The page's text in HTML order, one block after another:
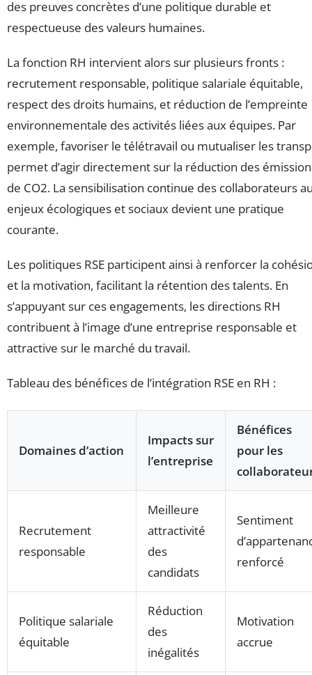
des preuves concrètes d’une politique durable et
respectueuse des valeurs humaines.
La fonction RH intervient alors sur plusieurs fronts :
recrutement responsable, politique salariale équitable,
respect des droits humains, et réduction de l’empreinte
environnementale des activités liées aux équipes. Par
exemple, favoriser le télétravail ou mutualiser les
permet d’agir directement sur la réduction des
de CO2. La sensibilisation continue des collaborateurs
enjeux écologiques et sociaux devient une pratique
courante.
Les politiques RSE participent ainsi à renforcer la
et la motivation, facilitant la rétention des talents. En
s’appuyant sur ces engagements, les directions RH
contribuent à l’image d’une entreprise responsable et
attractive sur le marché du travail.
Tableau des bénéfices de l’intégration RSE en RH :
Domaines d’action
Impacts sur
l’entreprise
Bénéfices
pour les
Recrutement
responsable
Meilleure
attractivité
des
candidats
Sentiment
renforcé
Politique salariale
équitable
Réduction
des
inégalités
Motivation
accrue